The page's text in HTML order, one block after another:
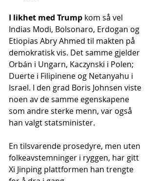
I likhet med Trump kom så vel
Indias Modi, Bolsonaro, Erdogan og
Etiopias Abry Ahmed til makten på
demokratisk vis. Det samme gjelder
Orbán i Ungarn, Kaczynski i Polen;
Duerte i Filipinene og Netanyahu i
Israel. I den grad Boris Johnsen viste
noen av de samme egenskapene
som andre sterke menn, var også
han valgt statsminister.
En tilsvarende prosedyre, men uten
folkeavstemninger i ryggen, har gitt
Xi Jinping plattformen han trengte